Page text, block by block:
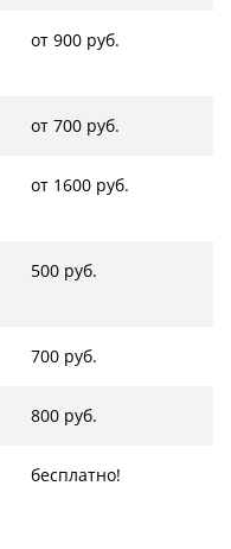
от 900 руб.
от 700 руб.
от 1600 руб.
500 руб.
700 руб.
800 руб.
бесплатно!